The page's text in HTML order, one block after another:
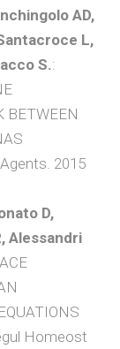
AD,
L,
S.:
BETWEEN
2015
D,
Alessandri
Homeost